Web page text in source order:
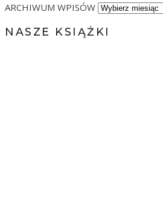
ARCHIWUM WPISÓW
NASZE KSIĄŻKI